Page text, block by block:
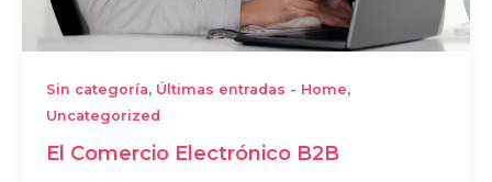
Sin categoría, Últimas entradas - Home,
Uncategorized
El Comercio Electrónico B2B